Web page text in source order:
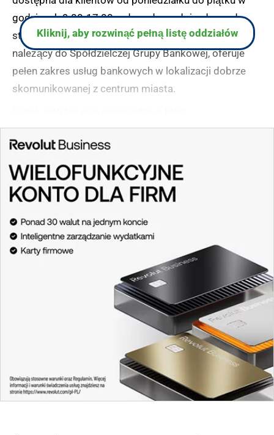
godzinach 9:00-17:00, z dogodnym dojazdem od
strony ulic Żeromskiego i 11 Listopada. Bank,
należący do Spółdzielczej Grupy Bankowej, oferuje
pełen zakres usług bankowych w lokalizacji dobrze
skomunikowanej z centrum miasta.
Kliknij, aby rozwinąć pełną listę oddziałów